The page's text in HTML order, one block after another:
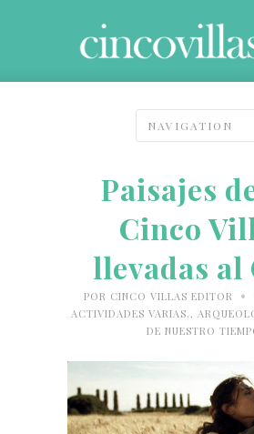
Paisajes
Cinco
llevadas al
POR CINCO VILLAS EDITOR •
ACTIVIDADES VARIAS. ,
DE NUESTRO